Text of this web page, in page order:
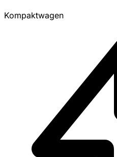
Kompaktwagen